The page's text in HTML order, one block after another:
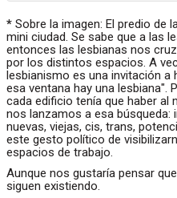
* Sobre la imagen: El predio de
mini ciudad. Se sabe que a las
entonces las lesbianas nos
por los distintos espacios. A
lesbianismo es una invitación a
esa ventana hay una lesbiana".
cada edificio tenía que haber al
nos lanzamos a esa búsqueda:
nuevas, viejas, cis, trans,
este gesto político de
espacios de trabajo.
Aunque nos gustaría pensar
siguen existiendo.